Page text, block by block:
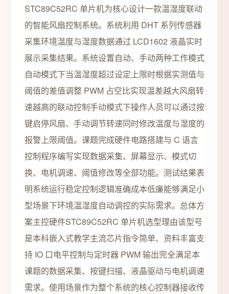
STC89C52RC 单片机为核心设计一款温湿度联动
的智能风扇控制系统。系统利用 DHT 系列传感器
采集环境温度与湿度数据通过 LCD1602 液晶实时
展示采集结果。系统设置自动、手动两种工作模式
自动模式下当温湿度超过设定上限时根据实测值与
阈值的差值调整 PWM 占空比实现温差越大风扇转
速越高的联动控制手动模式下操作人员可以通过按
键启停风扇、手动调节转速同时修改温度与湿度的
报警上限阈值。课题完成硬件电路搭建与 C 语言
控制程序编写实现数据采集、屏幕显示、模式切
换、电机调速、阈值修改等全部功能。测试结果表
明系统运行稳定控制逻辑准确成本低廉能够满足小
型场景下环境温湿度自动调控的实际需求。总体方
案主控硬件STC89C52RC 单片机选型理由该型号
是本科嵌入式教学主流芯片指令简单、资料丰富支
持 IO 口电平控制与定时器 PWM 输出完全满足本
课题的数据采集、按键扫描、液晶驱动与电机调速
需求。使用场景作为整个系统的核心控制器接收传